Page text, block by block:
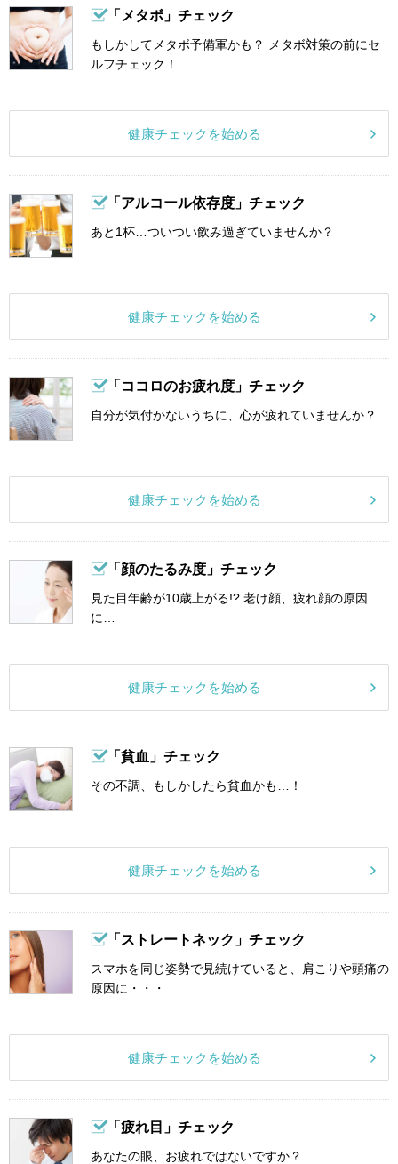
「メタボ」チェック
もしかしてメタボ予備軍かも？ メタボ対策の前にセ
ルフチェック！
健康チェックを始める
「アルコール依存度」チェック
あと1杯…ついつい飲み過ぎていませんか？
健康チェックを始める
「ココロのお疲れ度」チェック
自分が気付かないうちに、心が疲れていませんか？
健康チェックを始める
「顔のたるみ度」チェック
見た目年齢が10歳上がる!? 老け顔、疲れ顔の原因
に…
健康チェックを始める
「貧血」チェック
その不調、もしかしたら貧血かも…！
健康チェックを始める
「ストレートネック」チェック
スマホを同じ姿勢で見続けていると、肩こりや頭痛の
原因に・・・
健康チェックを始める
「疲れ目」チェック
あなたの眼、お疲れではないですか？